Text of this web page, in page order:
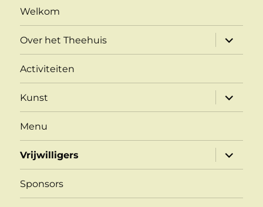
Welkom
Over het Theehuis
Activiteiten
Kunst
Menu
Vrijwilligers
Sponsors